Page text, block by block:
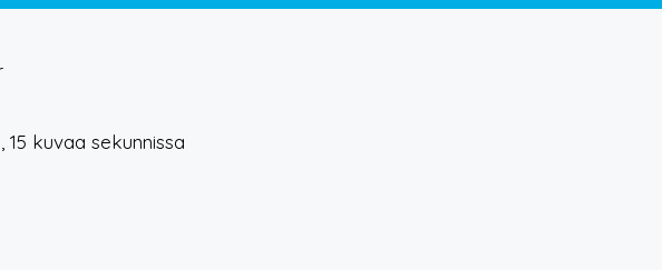
15 kuvaa sekunnissa